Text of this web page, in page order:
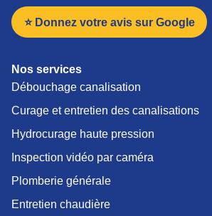
⭐ Donnez votre avis sur Google
Nos services
Débouchage canalisation
Curage et entretien des canalisations
Hydrocurage haute pression
Inspection vidéo par caméra
Plomberie générale
Entretien chaudière